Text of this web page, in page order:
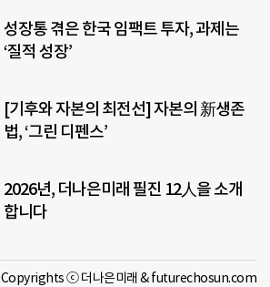
성장통 겪은 한국 임팩트 투자, 과제는
‘질적 성장’
[기후와 자본의 최전선] 자본의 新생존
법, ‘그린 디펜스’
2026년, 더나은미래 필진 12人을 소개
합니다
Copyrights ⓒ 더나은미래 & futurechosun.com